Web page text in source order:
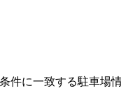
件に一致する駐車場